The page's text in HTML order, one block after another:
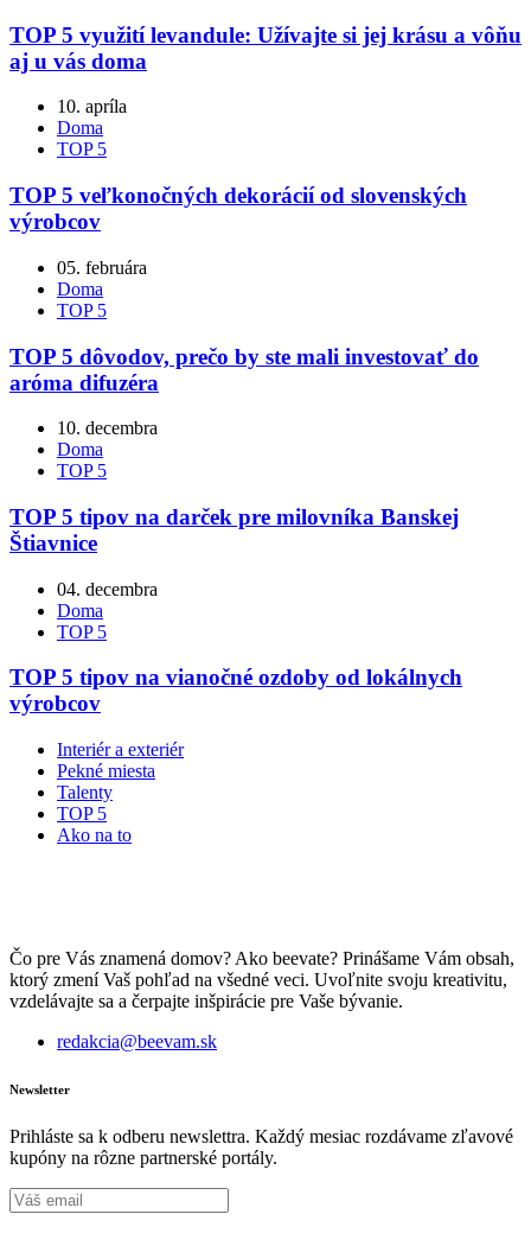
TOP 5 využití levandule: Užívajte si jej krásu a vôňu
aj u vás doma
10. apríla
Doma
TOP 5
TOP 5 veľkonočných dekorácií od slovenských
výrobcov
05. februára
Doma
TOP 5
TOP 5 dôvodov, prečo by ste mali investovať do
aróma difuzéra
10. decembra
Doma
TOP 5
TOP 5 tipov na darček pre milovníka Banskej
Štiavnice
04. decembra
Doma
TOP 5
TOP 5 tipov na vianočné ozdoby od lokálnych
výrobcov
Interiér a exteriér
Pekné miesta
Talenty
TOP 5
Ako na to
Čo pre Vás znamená domov? Ako beevate? Prinášame Vám obsah,
ktorý zmení Vaš pohľad na všedné veci. Uvoľnite svoju kreativitu,
vzdelávajte sa a čerpajte inšpirácie pre Vaše bývanie.
redakcia@beevam.sk
Newsletter
Prihláste sa k odberu newslettra. Každý mesiac rozdávame zľavové
kupóny na rôzne partnerské portály.